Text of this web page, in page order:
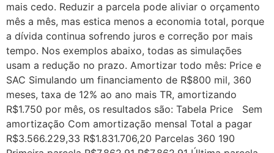
mais cedo. Reduzir a parcela pode aliviar o orçamento
mês a mês, mas estica menos a economia total, porque
a dívida continua sofrendo juros e correção por mais
tempo. Nos exemplos abaixo, todas as simulações
usam a redução no prazo. Amortizar todo mês: Price e
SAC Simulando um financiamento de R$800 mil, 360
meses, taxa de 12% ao ano mais TR, amortizando
R$1.750 por mês, os resultados são: Tabela Price Sem
amortização Com amortização mensal Total a pagar
R$3.566.229,33 R$1.831.706,20 Parcelas 360 190